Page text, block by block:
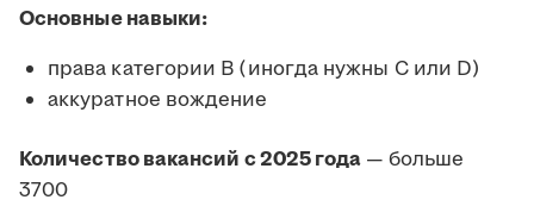
Основные навыки:
права категории B (иногда нужны C или D)
аккуратное вождение
Количество вакансий с 2025 года — больше
3700